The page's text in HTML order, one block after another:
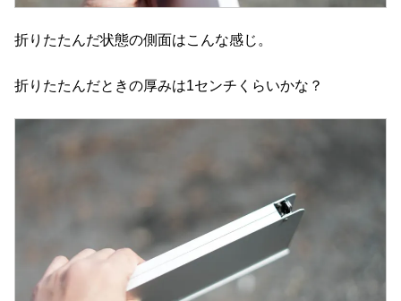
折りたたんだ状態の側面はこんな感じ。
折りたたんだときの厚みは1センチくらいかな？